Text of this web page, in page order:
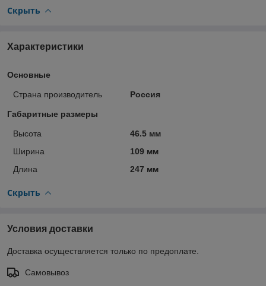
Скрыть
Характеристики
Основные
Страна производитель Россия
Габаритные размеры
Высота
46.5 мм
Ширина
109 мм
Длина
247 мм
Скрыть
Условия доставки
Доставка осуществляется только по предоплате.
Самовывоз